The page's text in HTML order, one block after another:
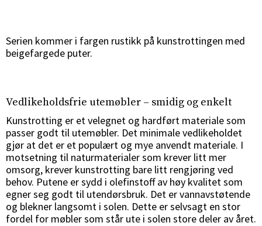
Serien kommer i fargen rustikk på kunstrottingen med
beigefargede puter.
Vedlikeholdsfrie utemøbler – smidig og enkelt
Kunstrotting er et velegnet og hardført materiale som
passer godt til utemøbler. Det minimale vedlikeholdet
gjør at det er et populært og mye anvendt materiale. I
motsetning til naturmaterialer som krever litt mer
omsorg, krever kunstrotting bare litt rengjøring ved
behov. Putene er sydd i olefinstoff av høy kvalitet som
egner seg godt til utendørsbruk. Det er vannavstøtende
og blekner langsomt i solen. Dette er selvsagt en stor
fordel for møbler som står ute i solen store deler av året.